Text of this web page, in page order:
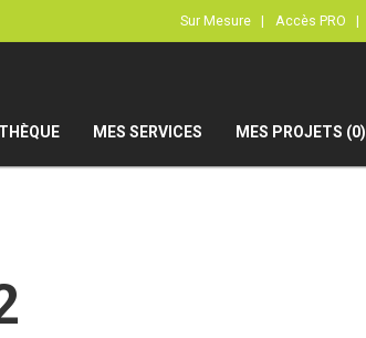
Sur Mesure | Accès PRO |
MES SERVICES MES PROJETS (0)